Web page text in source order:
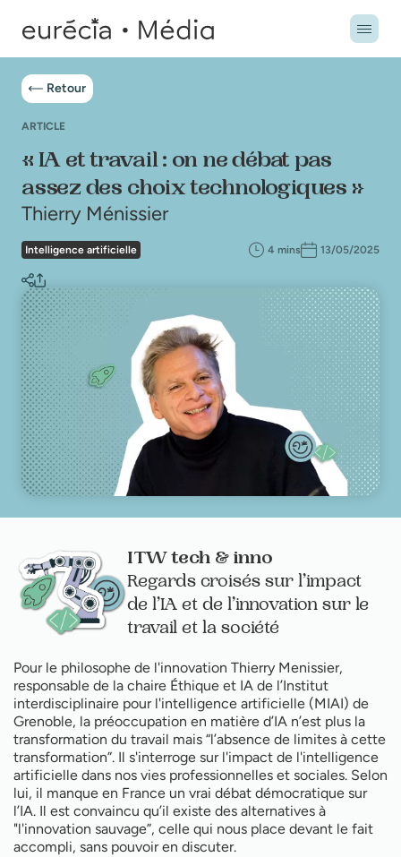
Retour
ARTICLE
« IA et travail : on ne débat pas
assez des choix technologiques »
Thierry Ménissier
Intelligence artificielle 4 mins 13/05/2025
Pour le philosophe de l'innovation Thierry Menissier,
responsable de la chaire Éthique et IA de l’Institut
interdisciplinaire pour l'intelligence artificielle (MIAI) de
Grenoble, la préoccupation en matière d’IA n’est plus la
transformation du travail mais “l’absence de limites à cette
transformation”. Il s'interroge sur l'impact de l'intelligence
artificielle dans nos vies professionnelles et sociales. Selon
lui, il manque en France un vrai débat démocratique sur
l’IA. Il est convaincu qu’il existe des alternatives à
"l'innovation sauvage”, celle qui nous place devant le fait
accompli, sans pouvoir en discuter.
ITW tech & inno
Regards croisés sur l’impact
de l’IA et de l’innovation sur le
travail et la société